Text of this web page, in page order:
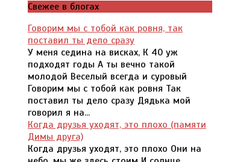
Свежее в блогах
Говорим мы с тобой как ровня, так
поставил ты дело сразу
У меня седина на висках, К 40 уж
подходят годы А ты вечно такой
молодой Веселый всегда и суровый
Говорим мы с тобой как ровня Так
поставил ты дело сразу Дядька мой
говорил я на...
Когда друзья уходят, это плохо (памяти
Димы друга)
Когда друзья уходят, это плохо Они на